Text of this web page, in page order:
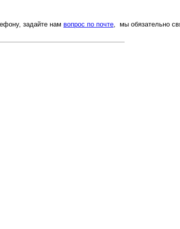
задайте нам вопрос по почте, мы обязательно